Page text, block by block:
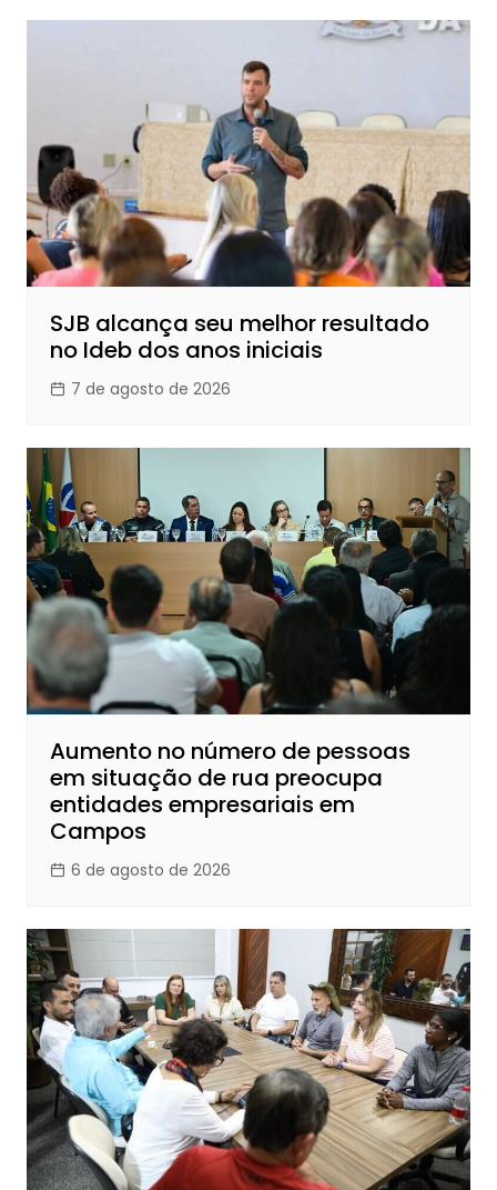
SJB alcança seu melhor resultado
no Ideb dos anos iniciais
7 de agosto de 2026
Aumento no número de pessoas
em situação de rua preocupa
entidades empresariais em
Campos
6 de agosto de 2026